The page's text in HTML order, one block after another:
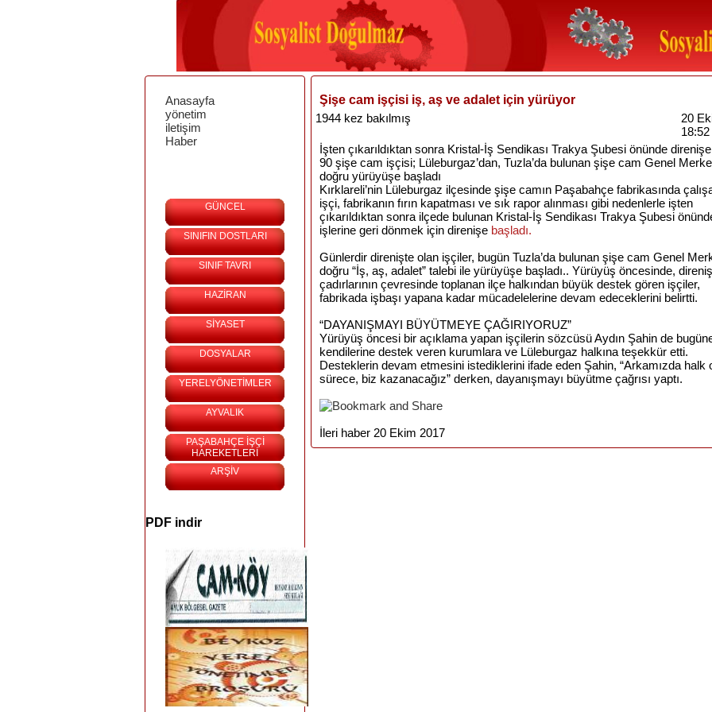
Anasayfa
yönetim
iletişim
Haber
GÜNCEL
SINIFIN DOSTLARI
SINIF TAVRI
HAZİRAN
SİYASET
DOSYALAR
YERELYÖNETİMLER
AYVALIK
PAŞABAHÇE İŞÇİ
HAREKETLERİ
ARŞİV
PDF indir
Şişe cam işçisi iş, aş ve adalet için yürüyor
1944 kez bakılmış
20
18:52
İşten çıkarıldıktan sonra Kristal-İş Sendikası Trakya Şubesi önünde
90 şişe cam işçisi; Lüleburgaz’dan, Tuzla’da bulunan şişe cam Genel
doğru yürüyüşe başladı
Kırklareli’nin Lüleburgaz ilçesinde şişe camın Paşabahçe fabrikasında
işçi, fabrikanın fırın kapatması ve sık rapor alınması gibi nedenlerle işten
çıkarıldıktan sonra ilçede bulunan Kristal-İş Sendikası Trakya Şubesi
işlerine geri dönmek için direnişe başladı.
Günlerdir direnişte olan işçiler, bugün Tuzla’da bulunan şişe cam Genel
doğru “İş, aş, adalet” talebi ile yürüyüşe başladı.. Yürüyüş öncesinde, direniş
çadırlarının çevresinde toplanan ilçe halkından büyük destek gören işçiler,
fabrikada işbaşı yapana kadar mücadelelerine devam edeceklerini belirtti.
“DAYANIŞMAYI BÜYÜTMEYE ÇAĞIRIYORUZ”
Yürüyüş öncesi bir açıklama yapan işçilerin sözcüsü Aydın Şahin de
kendilerine destek veren kurumlara ve Lüleburgaz halkına teşekkür etti.
Desteklerin devam etmesini istediklerini ifade eden Şahin, “Arkamızda halk
sürece, biz kazanacağız” derken, dayanışmayı büyütme çağrısı yaptı.
İleri haber 20 Ekim 2017